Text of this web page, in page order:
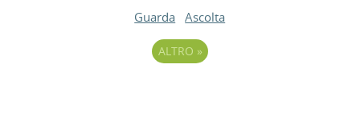
Guarda Ascolta
ALTRO »